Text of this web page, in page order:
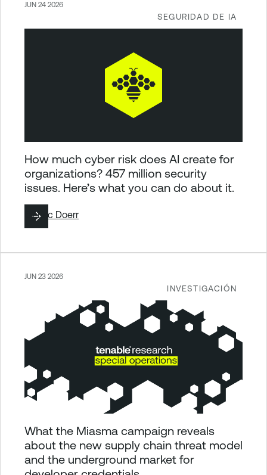
SEGURIDAD DE IA
JUN 24 2026
How much cyber risk does AI create for
organizations? 457 million security
issues. Here’s what you can do about it.
ByEric Doerr
INVESTIGACIÓN
JUN 23 2026
What the Miasma campaign reveals
about the new supply chain threat model
and the underground market for